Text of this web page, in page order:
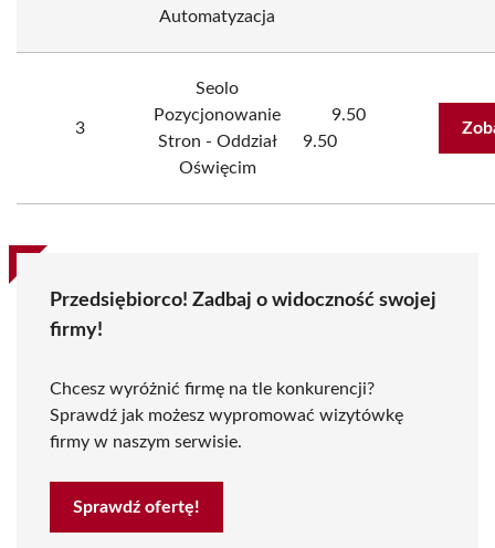
Automatyzacja
3
Seolo
Pozycjonowanie
Stron - Oddział
Oświęcim
9.50
9.50
Przedsiębiorco! Zadbaj o widoczność swojej
firmy!
Chcesz wyróżnić firmę na tle konkurencji?
Sprawdź jak możesz wypromować wizytówkę
firmy w naszym serwisie.
Sprawdź ofertę!